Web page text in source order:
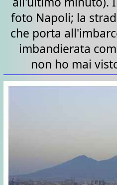
foto Napoli; la
che porta
imbandierata
non ho mai